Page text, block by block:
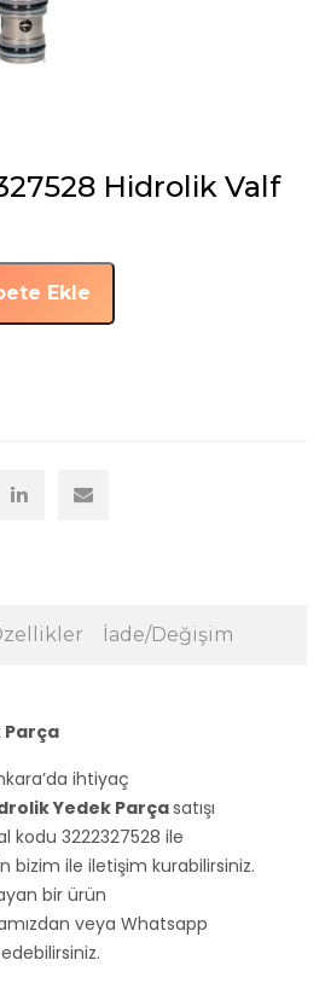
Hidrolik Valf
Ekle
İade/Değişim
Parça
ihtiyaç
Yedek Parçasatışı
kodu 3222327528 ile
bizim ile iletişim kurabilirsiniz.
bir ürün
veya Whatsapp